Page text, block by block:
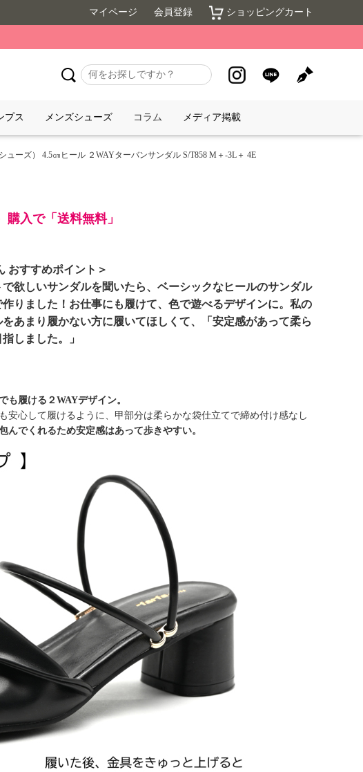
マイページ 会員登録 ショッピングカート
プス メンズシューズ コラム メディア掲載
ューズ） 4.5㎝ヒール ２WAYターバンサンダル S/T858 M＋-3L＋ 4E
購入で「送料無料」
おすすめポイント＞
で欲しいサンダルを聞いたら、ベーシックなヒールのサンダル
りました！お仕事にも履けて、色で遊べるデザインに。私の
あまり履かない方に履いてほしくて、「安定感があって柔ら
しました。」
も履ける２WAYデザイン。
安心して履けるように、甲部分は柔らかな袋仕立てで締め付け感なし
んでくれるため安定感はあって歩きやすい。